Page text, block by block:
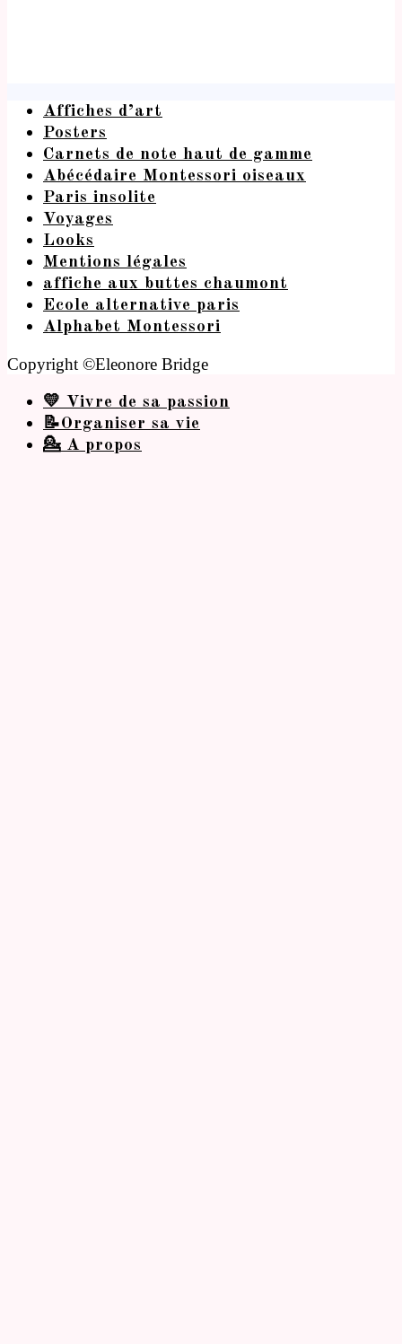
Affiches d’art
Posters
Carnets de note haut de gamme
Abécédaire Montessori oiseaux
Paris insolite
Voyages
Looks
Mentions légales
affiche aux buttes chaumont
Ecole alternative paris
Alphabet Montessori
Copyright ©Eleonore Bridge
💛 Vivre de sa passion
📝Organiser sa vie
💁 A propos